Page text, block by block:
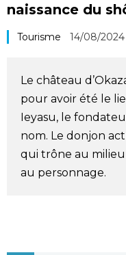
Société
Gastronomie
Le japonais
En plus
naissance du
Tourisme 14/08/2024
Le château
pour avoir été le
Ieyasu, le
nom. Le donjon
qui trône au
au personnage.